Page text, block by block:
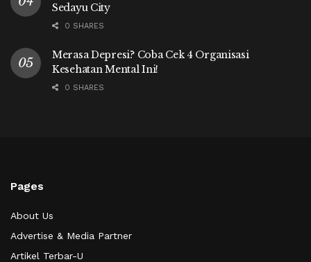
Sedayu City
0 SHARES
Merasa Depresi? Coba Cek 4 Organisasi
Kesehatan Mental Ini!
0 SHARES
Pages
About Us
Advertise & Media Partner
Artikel Terbar-U